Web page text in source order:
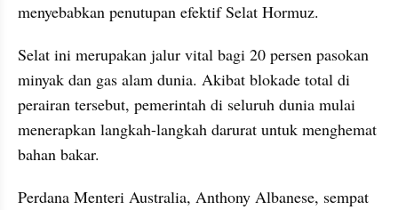
menyebabkan penutupan efektif Selat Hormuz.
Selat ini merupakan jalur vital bagi 20 persen pasokan
minyak dan gas alam dunia. Akibat blokade total di
perairan tersebut, pemerintah di seluruh dunia mulai
menerapkan langkah-langkah darurat untuk menghemat
bahan bakar.
Perdana Menteri Australia, Anthony Albanese, sempat